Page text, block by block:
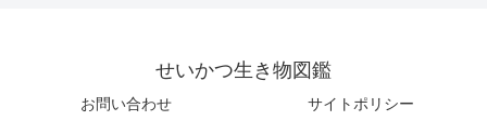
せいかつ生き物図鑑
お問い合わせ サイトポリシー